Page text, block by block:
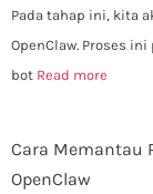
Pada tahap ini, kita
OpenClaw. Proses
bot Read more
Cara Memantau
OpenClaw